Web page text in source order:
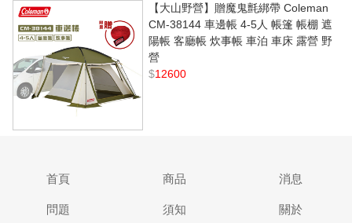
【大山野營】贈魔鬼氈綁帶 Coleman
CM-38144 車邊帳 4-5人 帳篷 帳棚 遮
陽帳 客廳帳 炊事帳 車泊 車床 露營 野
營
$12600
首頁 商品 消息
問題 須知 關於